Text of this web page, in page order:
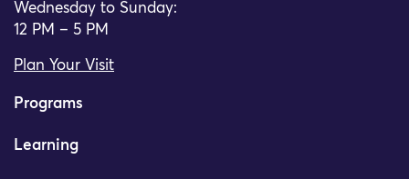
Wednesday to Sunday:
12 PM – 5 PM
Plan Your Visit
Programs
Learning